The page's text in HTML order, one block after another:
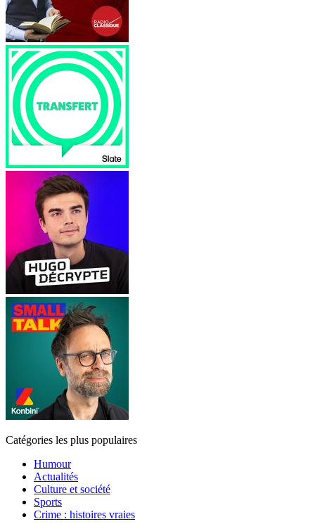
Catégories les plus populaires
Humour
Actualités
Culture et société
Sports
Crime : histoires vraies